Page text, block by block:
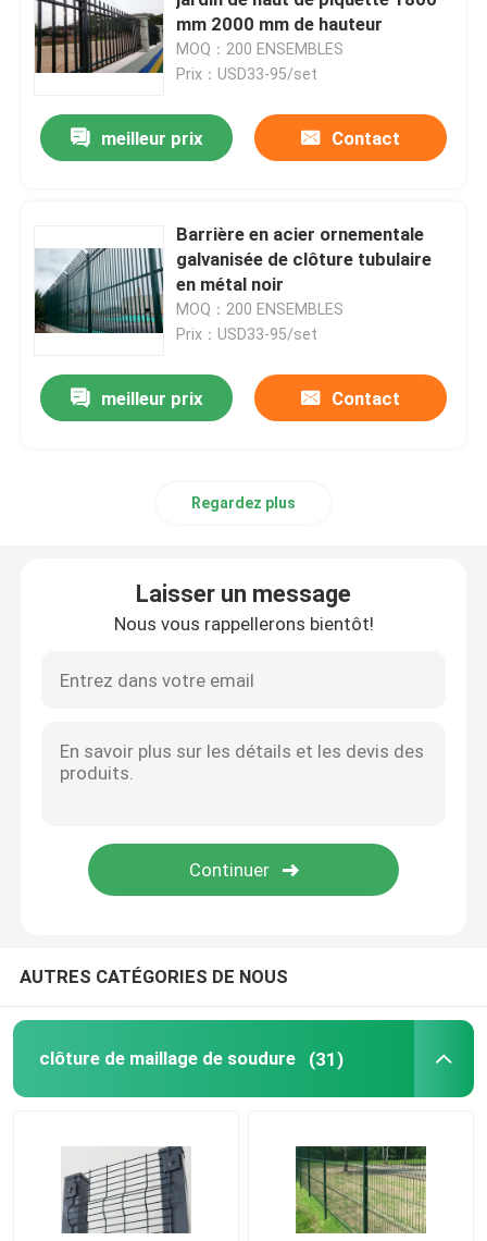
3D a soudé le grillage
Clôture soudée à double fil
Anti barrière de la montée 358
Barrière en acier tubulaire
Clôture de sécurité aéroportuaire
Réfractaire de Hexmesh
Herse à chaîne traînante
Boîte de Gabion
grille de barre d'acier
mm 2000 mm de hauteur
MOQ：200 ENSEMBLES
Prix：USD33-95/set
meilleur prix Contact
Barrière en acier ornementale
galvanisée de clôture tubulaire
en métal noir
MOQ：200 ENSEMBLES
Prix：USD33-95/set
meilleur prix Contact
Regardez plus
Laisser un message
Nous vous rappellerons bientôt!
AUTRES CATÉGORIES DE NOUS
clôture de maillage de soudure (31)